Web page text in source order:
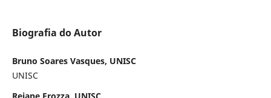
Biografia do Autor
Bruno Soares Vasques, UNISC
UNISC